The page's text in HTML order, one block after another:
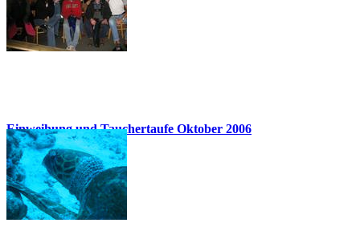
Einweihung und Tauchertaufe Oktober 2006
31 Bilder